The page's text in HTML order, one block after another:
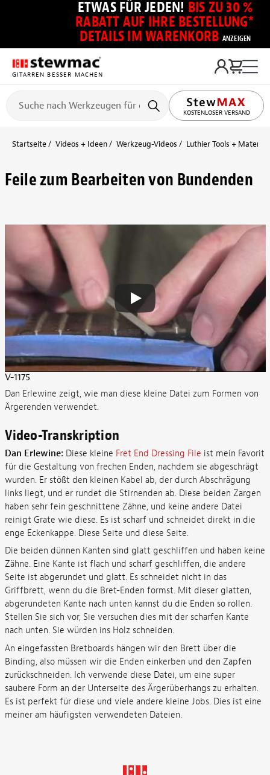
ETWAS FÜR JEDEN! BIS ZU 30 %
RABATT AUF IHRE BESTELLUNG*
DETAILS IM WARENKORB ANZEIGEN
GITARREN BESSER MACHEN
KOSTENLOSER VERSAND
Startseite Videos + Ideen Werkzeug-Videos Luthier Tools +
Feile zum Bearbeiten von Bundenden
V-1175
Dan Erlewine zeigt, wie man diese kleine Datei zum Formen von
Ärgerenden verwendet.
Video-Transkription
Dan Erlewine: Diese kleine Fret End Dressing File ist mein Favorit
für die Gestaltung von frechen Enden, nachdem sie abgeschrägt
wurden. Er stößt den kleinen Kabel ab, der durch Abschrägung
links liegt, und er rundet die Stirnenden ab. Diese beiden Zargen
haben sehr fein geschnittene Zähne, und keine andere Datei
reinigt Grate wie diese. Es ist scharf und schneidet direkt in die
enge Eckenkappe. Diese Seite und diese Seite.
Die beiden dünnen Kanten sind glatt geschliffen und haben keine
Zähne. Eine Kante ist flach und scharf geschliffen, die andere
Seite ist abgerundet und glatt. Es schneidet nicht in das
Griffbrett, wenn du die Bret-Enden formst. Mit dieser glatten,
abgerundeten Kante nach unten kannst du die Enden so rollen.
Stellen Sie sich vor, Sie versuchen dies mit der scharfen Kante
nach unten. Sie würden ins Holz schneiden.
An eingefassten Bretboards hängen wir den Brett über die
Binding, also müssen wir die Enden einkerben und den Zapfen
zurückschneiden. Ich verwende diese Datei, um eine super
saubere Form an der Unterseite des Ärgerüberhangs zu erhalten.
Es ist perfekt für diese und viele andere kleine Jobs. Dies ist eine
meiner am häufigsten verwendeten Dateien.